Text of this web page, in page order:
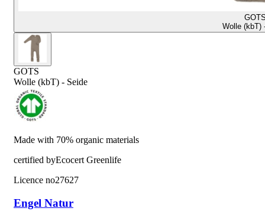
Wolle (kbT)
GOTS
Wolle (kbT) - Seide
Made with 70% organic materials
certified byEcocert Greenlife
Licence no27627
Engel Natur